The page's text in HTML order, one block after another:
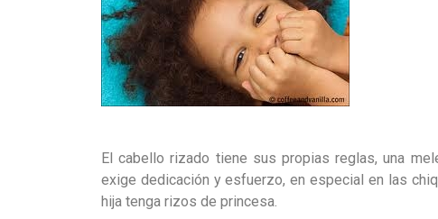
El cabello rizado tiene sus propias reglas, una
exige dedicación y esfuerzo, en especial en las
hija tenga rizos de princesa.